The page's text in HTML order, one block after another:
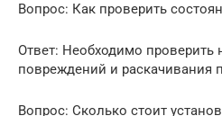
Вопрос: Как проверить
Ответ: Необходимо проверить
повреждений и раскачивания
Вопрос: Сколько стоит